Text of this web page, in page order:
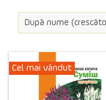
Cel mai vândut